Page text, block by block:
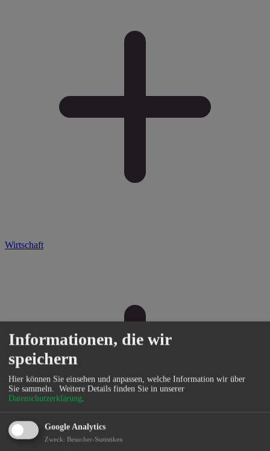
Wirtschaft
Informationen, die wir
speichern
Hier können Sie einsehen und anpassen, welche Information wir über
Sie sammeln. Weitere Details finden Sie in unserer
Datenschutzerklärung.
Google Analytics
Zweck: Besucher-Statistiken